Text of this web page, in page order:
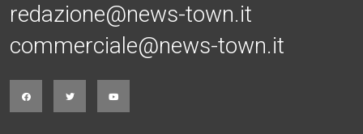
redazione@news-town.it
commerciale@news-town.it